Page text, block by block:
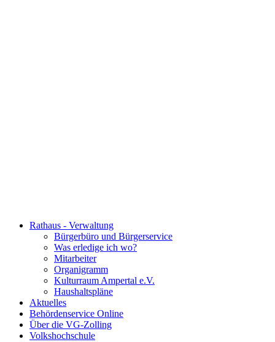
Rathaus - Verwaltung
Bürgerbüro und Bürgerservice
Was erledige ich wo?
Mitarbeiter
Organigramm
Kulturraum Ampertal e.V.
Haushaltspläne
Aktuelles
Behördenservice Online
Über die VG-Zolling
Volkshochschule